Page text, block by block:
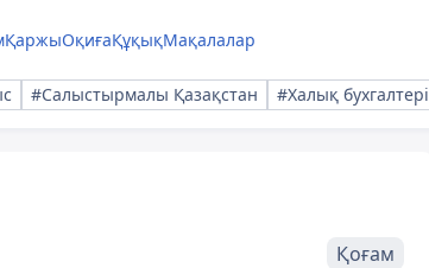
ҚаржыОқиғаҚұқықМақалалар
#Салыстырмалы Қазақстан #Халық бухгалтері
Қоғам